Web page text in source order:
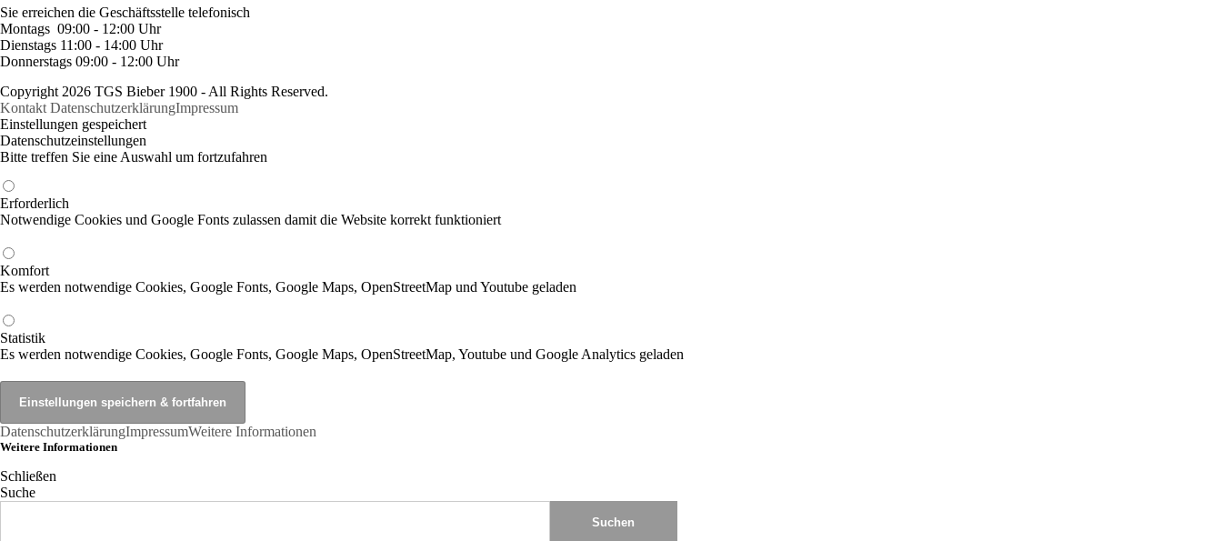
Sie erreichen die Geschäftsstelle telefonisch
Montags 09:00 - 12:00 Uhr
Dienstags 11:00 - 14:00 Uhr
Donnerstags 09:00 - 12:00 Uhr
Copyright 2026 TGS Bieber 1900 - All Rights Reserved.
Kontakt DatenschutzerklärungImpressum
Einstellungen gespeichert
Datenschutzeinstellungen
Bitte treffen Sie eine Auswahl um fortzufahren
Erforderlich
Notwendige Cookies und Google Fonts zulassen damit die Website korrekt funktioniert
Komfort
Es werden notwendige Cookies, Google Fonts, Google Maps, OpenStreetMap und Youtube geladen
Statistik
Es werden notwendige Cookies, Google Fonts, Google Maps, OpenStreetMap, Youtube und Google Analytics geladen
DatenschutzerklärungImpressumWeitere Informationen
Weitere Informationen
Schließen
Suche